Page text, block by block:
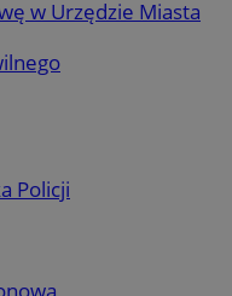
w Urzędzie Miasta
Policji